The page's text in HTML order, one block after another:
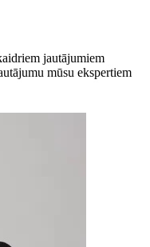
jautājumiem
mūsu ekspertiem